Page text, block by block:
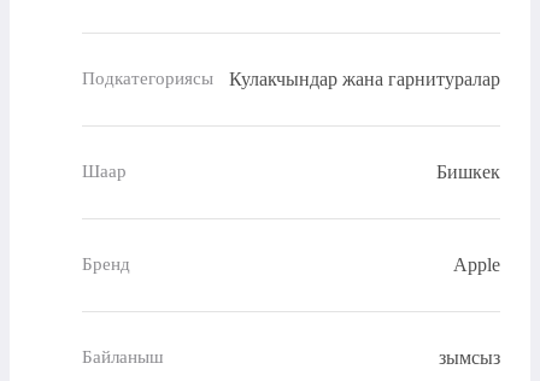
Подкатегориясы Кулакчындар жана гарнитуралар
Шаар Бишкек
Бренд Apple
Байланыш зымсыз